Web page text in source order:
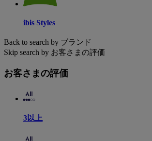
ibis Styles
Back to search by ブランド
Skip search by お客さまの評価
お客さまの評価
3以上